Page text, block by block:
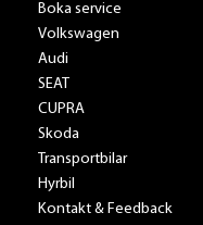
Boka service
Volkswagen
Audi
SEAT
CUPRA
Skoda
Transportbilar
Hyrbil
Kontakt & Feedback